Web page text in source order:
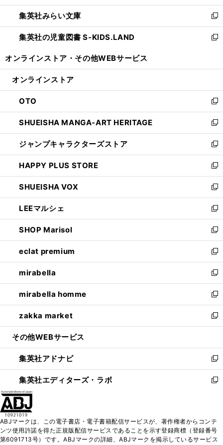
開
く
ウ
で
開
く
ン
ド
ウ
で
ウ
ィ
ン
ド
開
集英社みらい文庫
新
し
い
ン
ウ
で
開
く
集英社の児童図書 S-KIDS.LAND
新
ウ
ン
ド
ウ
で
開
く
オンラインストア・ その他WEBサービス
オンラインストア
OTO
新
し
い
ウ
ィ
ン
ド
ウ
で
開
く
SHUEISHA MANGA-ART HERITAGE
新
し
い
ウ
ィ
ン
ド
ウ
で
開
く
ジャンプキャラクターズストア
新
し
い
ウ
ィ
ン
ド
ウ
で
開
く
HAPPY PLUS STORE
新
し
い
ウ
ィ
ン
ド
ウ
で
開
く
SHUEISHA VOX
新
し
い
ウ
ィ
ン
ド
ウ
で
開
く
LEEマルシェ
新
し
い
ウ
ィ
ン
ド
ウ
で
開
く
SHOP Marisol
新
し
い
ウ
ィ
ン
ド
ウ
で
開
eclat premium
新
し
い
ウ
ィ
ン
ド
ウ
開
く
mirabella
新
し
い
ウ
ィ
ン
ウ
で
開
く
mirabella homme
新
し
い
ウ
ン
ド
ウ
で
zakka market
新
し
ウ
ィ
ン
ド
く
その他WEBサービス
集英社アドナビ
新
し
い
ド
ウ
集英社エディターズ・ラボ
新
ィ
ン
ABJマークは、この電子書店・電子書籍配信サービスが、著作権者からコンテ
ンツ使用許諾を得た正規版配信サービスであることを示す登録商標（登録番号
第6091713号）です。ABJマークの詳細、ABJマークを掲示しているサービス